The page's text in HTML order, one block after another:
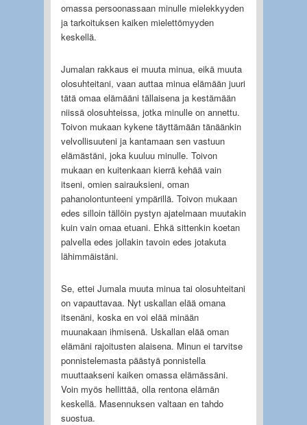
omassa persoonassaan minulle mielekkyyden
ja tarkoituksen kaiken mielettömyyden
keskellä.
Jumalan rakkaus ei muuta minua, eikä muuta
olosuhteitani, vaan auttaa minua elämään juuri
tätä omaa elämääni tällaisena ja kestämään
niissä olosuhteissa, jotka minulle on annettu.
Toivon mukaan kykene täyttämään tänäänkin
velvollisuuteni ja kantamaan sen vastuun
elämästäni, joka kuuluu minulle. Toivon
mukaan en kuitenkaan kierrä kehää vain
itseni, omien sairauksieni, oman
pahanolontunteeni ympärillä. Toivon mukaan
edes silloin tällöin pystyn ajatelmaan muutakin
kuin vain omaa etuani. Ehkä sittenkin koetan
palvella edes jollakin tavoin edes jotakuta
lähimmäistäni.
Se, ettei Jumala muuta minua tai olosuhteitani
on vapauttavaa. Nyt uskallan elää omana
itsenäni, koska en voi elää minään
muunakaan ihmisenä. Uskallan elää oman
elämäni rajoitusten alaisena. Minun ei tarvitse
ponnistelemasta päästyä ponnistella
muuttaakseni kaiken omassa elämässäni.
Voin myös hellittää, olla rentona elämän
keskellä. Masennuksen valtaan en tahdo
suostua.